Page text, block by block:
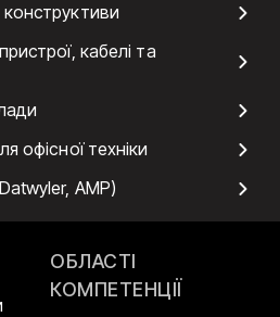
кабелі та
офісної техніки
AMP)
ОБЛАСТІ
КОМПЕТЕНЦІЇ